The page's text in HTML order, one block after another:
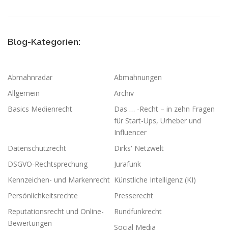
Blog-Kategorien:
Abmahnradar
Abmahnungen
Allgemein
Archiv
Basics Medienrecht
Das … -Recht – in zehn Fragen
für Start-Ups, Urheber und
Influencer
Datenschutzrecht
Dirks' Netzwelt
DSGVO-Rechtsprechung
Jurafunk
Kennzeichen- und Markenrecht Künstliche Intelligenz (KI)
Persönlichkeitsrechte
Presserecht
Reputationsrecht und Online-
Bewertungen
Rundfunkrecht
Social Media